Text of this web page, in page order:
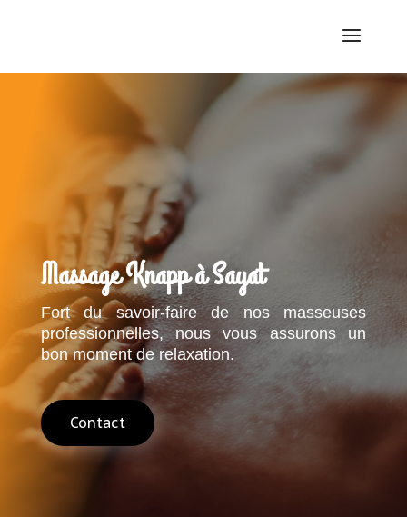
Massage Knapp à Sayat
Fort du savoir-faire de nos masseuses
professionnelles, nous vous assurons un
bon moment de relaxation.
Contact